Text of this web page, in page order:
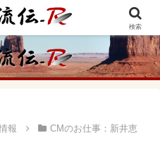
からの学びをメインに、趣味や経験則
を発信
報
CMのお仕事：新井恵
検索